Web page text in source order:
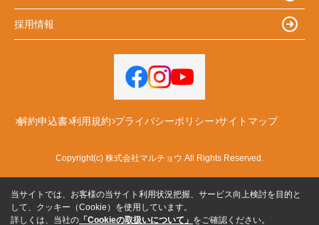
採用情報
解約申込書 利用規約 プライバシーポリシー サイトマップ
Copyright(c) 株式会社マルチョウ All Rights Reserved.
当サイトでは、お客様の当サイト利用状況把握、サービス向上検討を目的と
して、クッキー（Cookie）を使用しています。
詳しくは、当社の 「Cookieの取扱いについて」 をご確認ください。